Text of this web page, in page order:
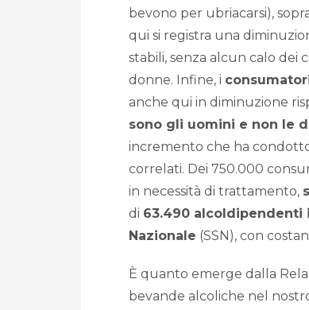
bevono per ubriacarsi),
qui si registra una
stabili, senza alcun calo dei
donne. Infine, i
anche qui in diminuzione
sono gli uomini e non le
incremento che ha
correlati. Dei 750.000
in necessità di trattamento,
di 63.490 alcoldipendenti
Nazionale (SSN), con
È quanto emerge dalla
bevande alcoliche nel